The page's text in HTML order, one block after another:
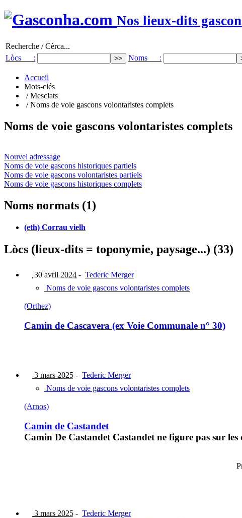
Nos lieux-dits
Recherche / Cèrca...
Lòcs :
Noms :
Accueil
Mots-clés
/ Mesclats
/ Noms de voie gascons volontaristes complets
Noms de voie gascons volontaristes complets
Nouvel adressage
Noms de voie gascons historiques partiels
Noms de voie gascons volontaristes partiels
Noms de voie gascons historiques complets
Noms normats (1)
(eth) Corrau vielh
Lòcs (lieux-dits = toponymie, paysage...) (33)
30 avril 2024 - Tederic Merger
Noms de voie gascons volontaristes complets
(Orthez)
Camin de Cascavera (ex Voie Communale n° 30)
3 mars 2025 - Tederic Merger
Noms de voie gascons volontaristes complets
(Arnos)
Camin de Castandet
Camin De Castandet Castandet ne figure pas sur les
3 mars 2025 - Tederic Merger